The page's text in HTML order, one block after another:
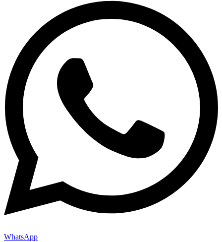
WhatsApp